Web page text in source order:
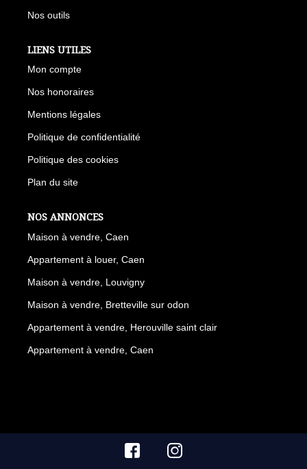
Nos outils
LIENS UTILES
Mon compte
Nos honoraires
Mentions légales
Politique de confidentialité
Politique des cookies
Plan du site
NOS ANNONCES
Maison à vendre, Caen
Appartement à louer, Caen
Maison à vendre, Louvigny
Maison à vendre, Bretteville sur odon
Appartement à vendre, Herouville saint clair
Appartement à vendre, Caen